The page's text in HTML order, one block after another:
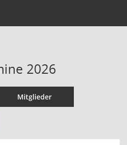
2026
Mitglieder